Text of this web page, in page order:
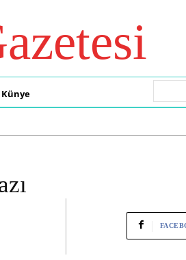
Künye